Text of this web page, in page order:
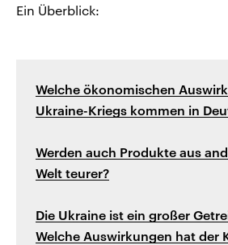
Ein Überblick:
Welche ökonomischen
Ukraine-Kriegs kommen in
Werden auch Produkte aus
Welt teurer?
Die Ukraine ist ein großer
Welche Auswirkungen hat der